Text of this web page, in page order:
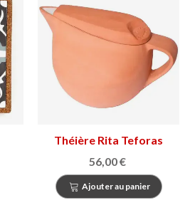
Théière Rita Teforas
56,00 €
Ajouter au panier